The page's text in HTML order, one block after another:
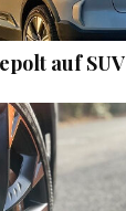
auf SUV